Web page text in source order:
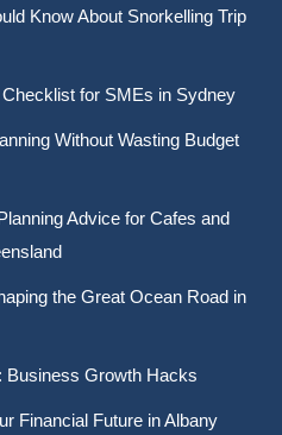
Know About Snorkelling Trip
for SMEs in Sydney
Without Wasting Budget
Advice for Cafes and
the Great Ocean Road in
Business Growth Hacks
Financial Future in Albany